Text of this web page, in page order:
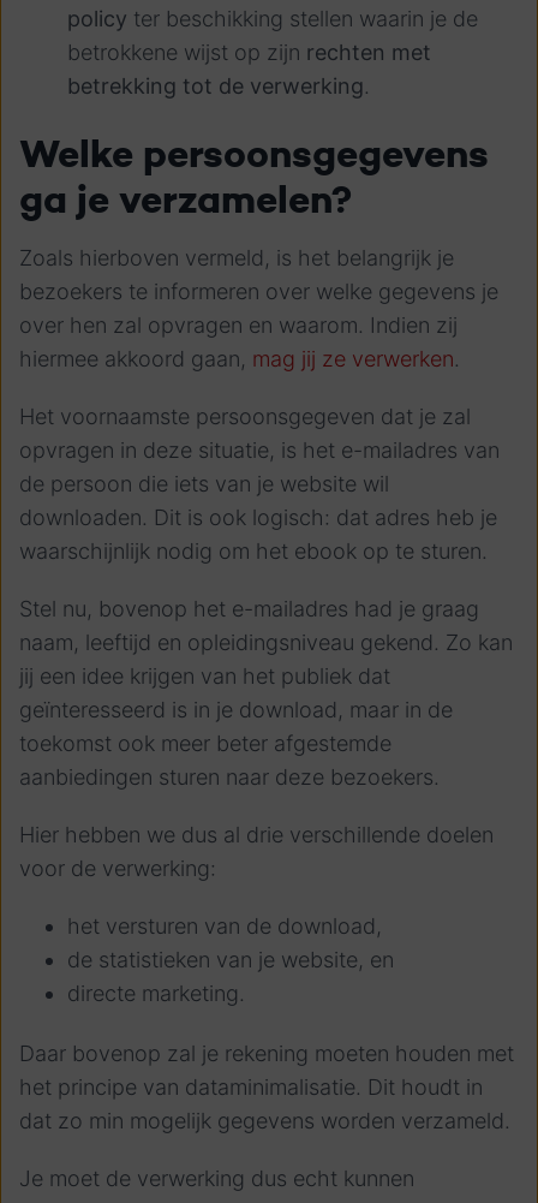
policy ter beschikking stellen waarin je de
betrokkene wijst op zijn rechten met
betrekking tot de verwerking.
Welke persoonsgegevens
ga je verzamelen?
Zoals hierboven vermeld, is het belangrijk je
bezoekers te informeren over welke gegevens je
over hen zal opvragen en waarom. Indien zij
hiermee akkoord gaan, mag jij ze verwerken.
Het voornaamste persoonsgegeven dat je zal
opvragen in deze situatie, is het e-mailadres van
de persoon die iets van je website wil
downloaden. Dit is ook logisch: dat adres heb je
waarschijnlijk nodig om het ebook op te sturen.
Stel nu, bovenop het e-mailadres had je graag
naam, leeftijd en opleidingsniveau gekend. Zo kan
jij een idee krijgen van het publiek dat
geïnteresseerd is in je download, maar in de
toekomst ook meer beter afgestemde
aanbiedingen sturen naar deze bezoekers.
Hier hebben we dus al drie verschillende doelen
voor de verwerking:
het versturen van de download,
de statistieken van je website, en
directe marketing.
Daar bovenop zal je rekening moeten houden met
het principe van dataminimalisatie. Dit houdt in
dat zo min mogelijk gegevens worden verzameld.
Je moet de verwerking dus echt kunnen